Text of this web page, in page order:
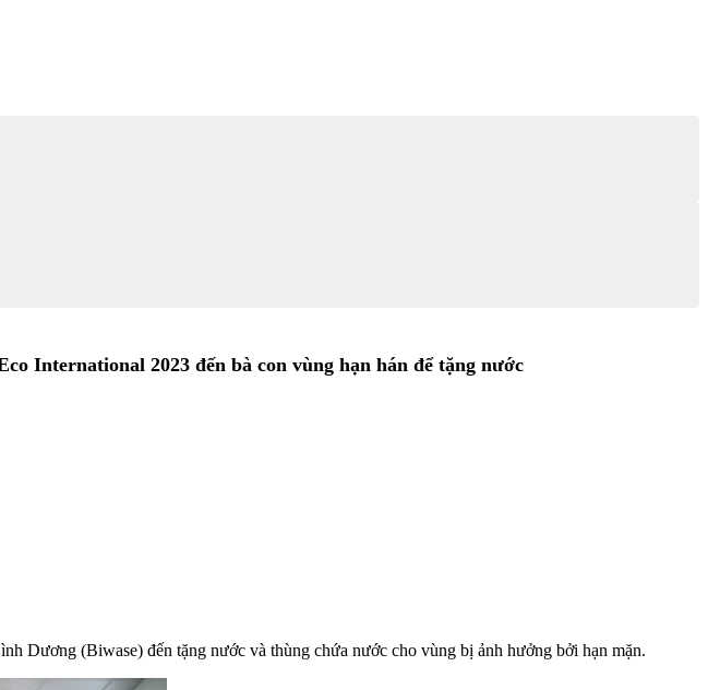
International 2023 đến bà con vùng hạn hán để tặng nước
Dương (Biwase) đến tặng nước và thùng chứa nước cho vùng bị ảnh hưởng bởi hạn mặn.